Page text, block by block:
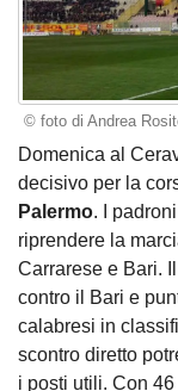
© foto di Andrea
Domenica al
decisivo per la
Palermo. I
riprendere la
Carrarese e Bari.
contro il Bari e
calabresi in
scontro diretto
i posti utili. Con